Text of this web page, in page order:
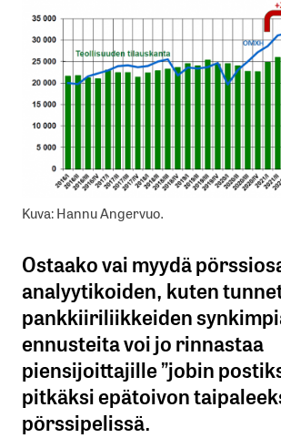
Kuva: Hannu Angervuo.
Ostaako vai myydä
analyytikoiden, kuten
pankkiiriliikkeiden
ennusteita voi jo rinnastaa
piensijoittajille ”jobin
pitkäksi epätoivon
pörssipelissä.